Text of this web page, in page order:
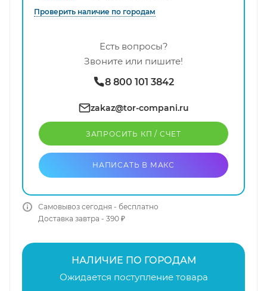
Проверить наличие по городам
Есть вопросы?
Звоните или пишите!
8 800 101 3842
zakaz@tor-compani.ru
ЗАПРОСИТЬ КП / CЧЕТ
НАПИСАТЬ В МАКС
Самовывоз сегодня - бесплатно
Доставка завтра - 390 ₽
НАЛИЧИЕ ПО ГОРОДАМ
Ожидается поступление товара